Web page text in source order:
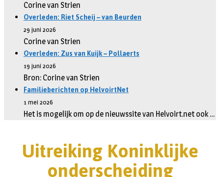
Corine van Strien
Overleden: Riet Scheij – van Beurden
29 juni 2026
Corine van Strien
Overleden: Zus van Kuijk – Pollaerts
19 juni 2026
Bron: Corine van Strien
Familieberichten op HelvoirtNet
1 mei 2026
Het is mogelijk om op de nieuwssite van Helvoirt.net ook …
Uitreiking Koninklijke